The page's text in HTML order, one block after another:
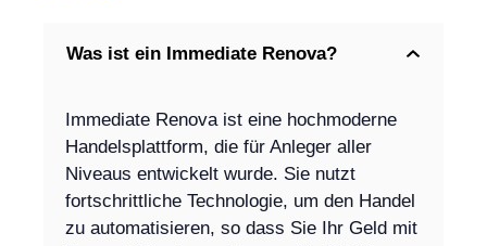
Was ist ein Immediate Renova?
Immediate Renova ist eine hochmoderne
Handelsplattform, die für Anleger aller
Niveaus entwickelt wurde. Sie nutzt
fortschrittliche Technologie, um den Handel
zu automatisieren, so dass Sie Ihr Geld mit